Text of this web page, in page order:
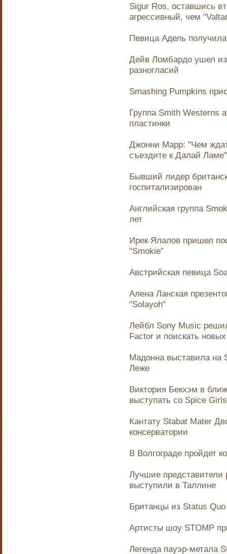
Sigur Ros, оставшись
агрессивный, чем
Певица Адель
Дейв Ломбардо ушел
разногласий
Smashing Pumpkins
Группа Smith Westerns
пластинки
Джонни Марр: "Чем
съездите к Далай Ламе"
Бывший лидер
госпитализирован
Английская группа
лет
Ирек Ялалов пришел
"Smokie"
Австрийская певица
Алена Ланская
"Solayoh"
Лейбл Sony Music
Factor и поискать
Мадонна выставила на
Леже
Виктория Бекхэм в
выступать со Spice Girls
Кантату Stabat Mater
консерватории
В Волгограде пройдет
Лучшие представители
выступили в Таллине
Британцы из Status
Артисты шоу STOMP
Легенда пауэр-метала